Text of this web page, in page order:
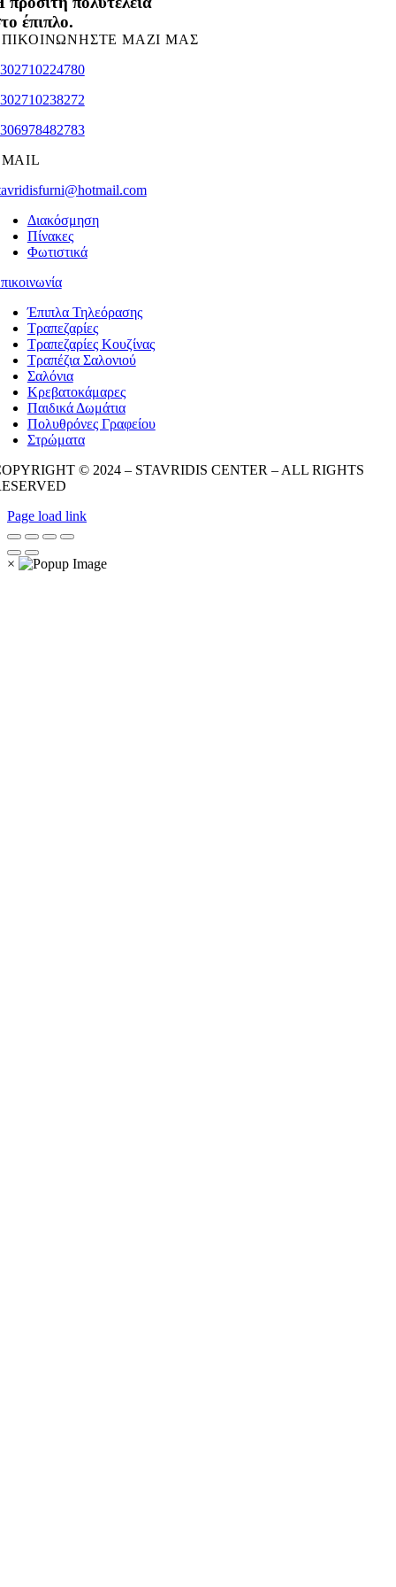
έπιπλο.
ΜΑΖΙ ΜΑΣ
Διακόσμηση
Πίνακες
Φωτιστικά
Έπιπλα Τηλεόρασης
Τραπεζαρίες
Τραπεζαρίες Κουζίνας
Τραπέζια Σαλονιού
Σαλόνια
Κρεβατοκάμαρες
Παιδικά Δωμάτια
Πολυθρόνες Γραφείου
Στρώματα
© 2024 – STAVRIDIS CENTER – ALL RIGHTS
Page load link
×